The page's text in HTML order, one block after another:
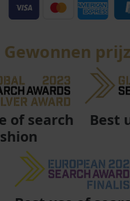
Gewonnen
of search
Best